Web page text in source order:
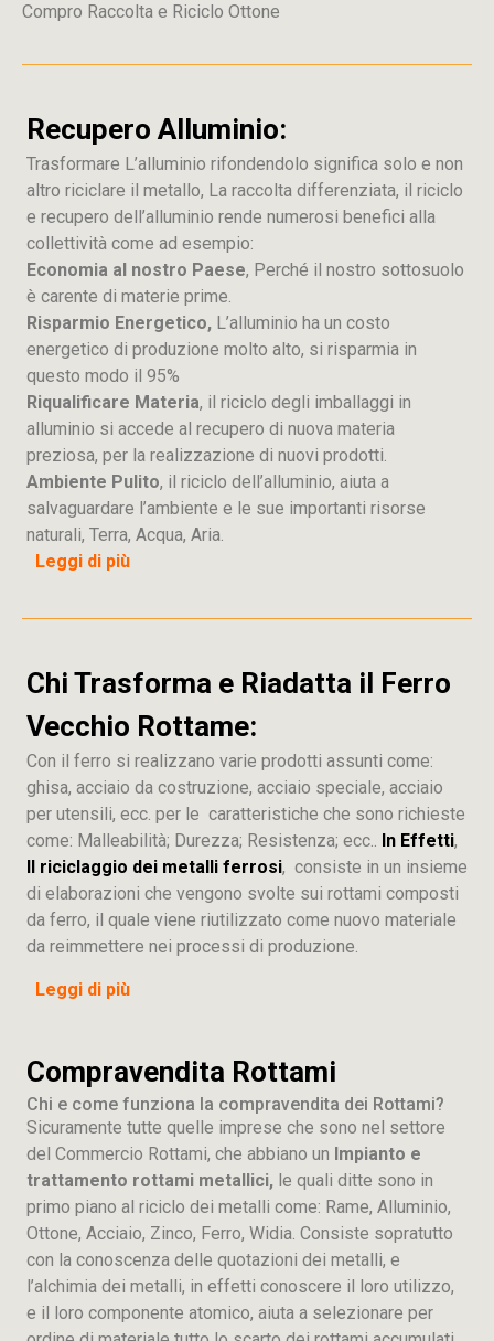
Compro Raccolta e Riciclo Ottone
Recupero Alluminio:
Trasformare L’alluminio rifondendolo significa solo e non
altro riciclare il metallo, La raccolta differenziata, il riciclo
e recupero dell’alluminio rende numerosi benefici alla
collettività come ad esempio:
Economia al nostro Paese, Perché il nostro sottosuolo
è carente di materie prime.
Risparmio Energetico, L’alluminio ha un costo
energetico di produzione molto alto, si risparmia in
questo modo il 95%
Riqualificare Materia, il riciclo degli imballaggi in
alluminio si accede al recupero di nuova materia
preziosa, per la realizzazione di nuovi prodotti.
Ambiente Pulito, il riciclo dell’alluminio, aiuta a
salvaguardare l’ambiente e le sue importanti risorse
naturali, Terra, Acqua, Aria.
Leggi di più
Chi Trasforma e Riadatta il Ferro
Vecchio Rottame:
Con il ferro si realizzano varie prodotti assunti come:
ghisa, acciaio da costruzione, acciaio speciale, acciaio
per utensili, ecc. per le caratteristiche che sono richieste
come: Malleabilità; Durezza; Resistenza; ecc.. In Effetti,
Il riciclaggio dei metalli ferrosi, consiste in un insieme
di elaborazioni che vengono svolte sui rottami composti
da ferro, il quale viene riutilizzato come nuovo materiale
da reimmettere nei processi di produzione.
Leggi di più
Compravendita Rottami
Chi e come funziona la compravendita dei Rottami?
Sicuramente tutte quelle imprese che sono nel settore
del Commercio Rottami, che abbiano un Impianto e
trattamento rottami metallici, le quali ditte sono in
primo piano al riciclo dei metalli come: Rame, Alluminio,
Ottone, Acciaio, Zinco, Ferro, Widia. Consiste sopratutto
con la conoscenza delle quotazioni dei metalli, e
l’alchimia dei metalli, in effetti conoscere il loro utilizzo,
e il loro componente atomico, aiuta a selezionare per